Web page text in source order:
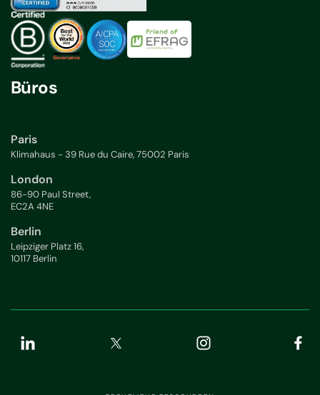
Büros
Paris
Klimahaus - 39 Rue du Caire, 75002 Paris
London
86-90 Paul Street,
EC2A 4NE
Berlin
Leipziger Platz 16,
10117 Berlin